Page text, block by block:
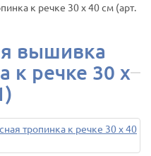
к речке 30 х 40 см (арт.
вышивка
к речке 30 х